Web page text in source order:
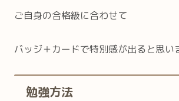
ご自身の合格級に合わせて
バッジ＋カードで特別感が出ると思い
勉強方法